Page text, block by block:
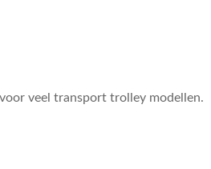
veel transport trolley modellen.